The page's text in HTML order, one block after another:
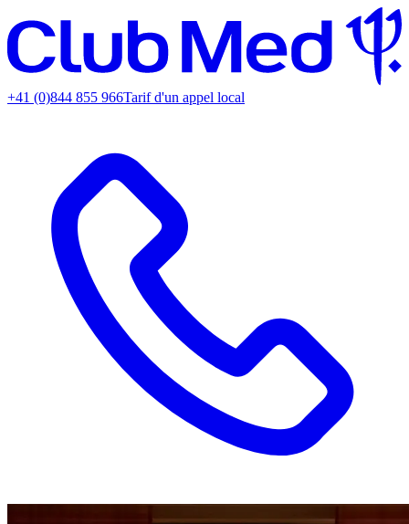
+41 (0)844 855 966Tarif d'un appel local